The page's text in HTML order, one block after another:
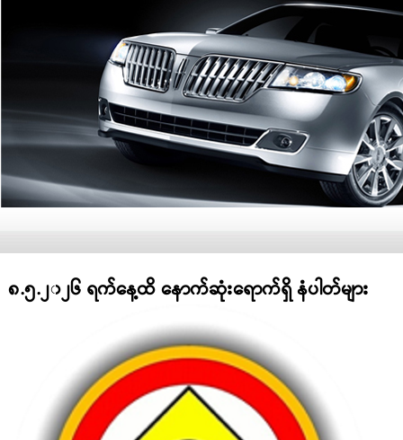
၈.၅.၂၀၂၆ ရက်နေ့ထိ နောက်ဆုံးရောက်ရှိ နံပါတ်များ